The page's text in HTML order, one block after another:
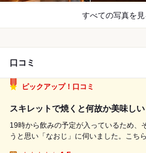
すべての写真を見
口コミ
ピックアップ！口コミ
スキレットで焼くと何故か美味しい
19時から飲みの予定が入っているため、
うと思い「なおじ」に伺いました。こち